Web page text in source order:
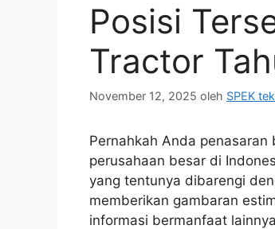
Posisi
Tractor
November 12, 2025 oleh SPEK
Pernahkah Anda
perusahaan besar di
yang tentunya dibarengi
memberikan gambaran
informasi bermanfaat